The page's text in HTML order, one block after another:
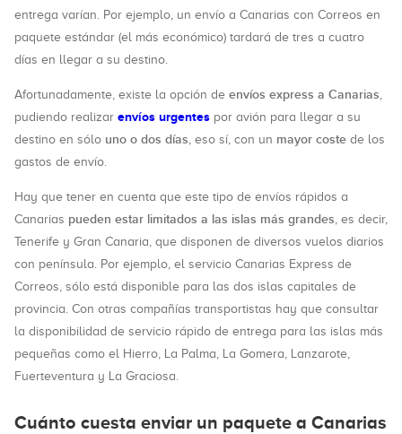
entrega varían. Por ejemplo, un envío a Canarias con Correos en
paquete estándar (el más económico) tardará de tres a cuatro
días en llegar a su destino.
Afortunadamente, existe la opción de envíos express a Canarias,
pudiendo realizar envíos urgentes por avión para llegar a su
destino en sólo uno o dos días, eso sí, con un mayor coste de los
gastos de envío.
Hay que tener en cuenta que este tipo de envíos rápidos a
Canarias pueden estar limitados a las islas más grandes, es decir,
Tenerife y Gran Canaria, que disponen de diversos vuelos diarios
con península. Por ejemplo, el servicio Canarias Express de
Correos, sólo está disponible para las dos islas capitales de
provincia. Con otras compañías transportistas hay que consultar
la disponibilidad de servicio rápido de entrega para las islas más
pequeñas como el Hierro, La Palma, La Gomera, Lanzarote,
Fuerteventura y La Graciosa.
Cuánto cuesta enviar un paquete a Canarias